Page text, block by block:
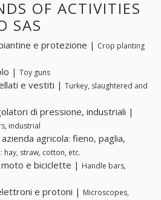
OF ACTIVITIES
SAS
e protezione | Crop planting
| Toy guns
e vestiti | Turkey, slaughtered and
di pressione, industriali |
industrial
agricola: fieno, paglia,
hay, straw, cotton, etc.
e biciclette | Handle bars,
e protoni | Microscopes,